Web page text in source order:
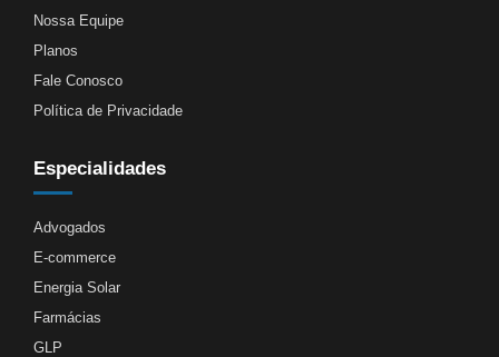
Nossa Equipe
Planos
Fale Conosco
Política de Privacidade
Especialidades
Advogados
E-commerce
Energia Solar
Farmácias
GLP